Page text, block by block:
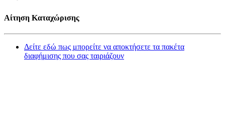
Αίτηση Καταχώρισης
Δείτε εδώ πως μπορείτε να αποκτήσετε τα πακέτα
διαφήμισης που σας ταιριάζουν